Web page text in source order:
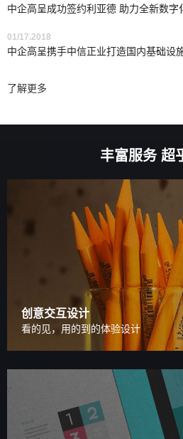
中企高呈成功签约利亚德 助力全新数字
01/17.2018
中企高呈携手中信正业打造国内基础设
了解更多
丰富服务 超
创意交互设计
看的见，用的到的体验设计